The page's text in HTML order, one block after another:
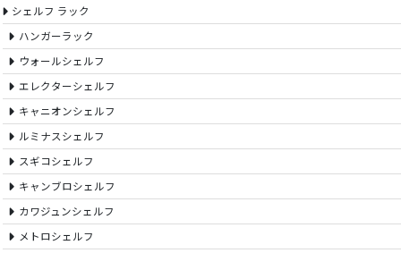
シェルフ ラック
ハンガーラック
ウォールシェルフ
エレクターシェルフ
キャニオンシェルフ
ルミナスシェルフ
スギコシェルフ
キャンブロシェルフ
カワジュンシェルフ
メトロシェルフ